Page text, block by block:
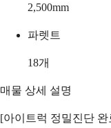
2,500mm
파렛트
18개
매물 상세 설명
[아이트럭 정밀진단 완